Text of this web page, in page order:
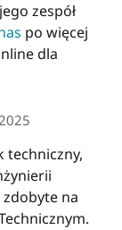
zespół
po więcej
dla
techniczny,
na